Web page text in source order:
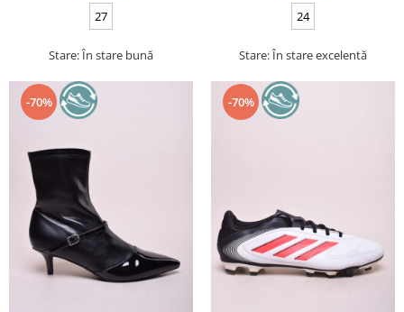
27
Stare: În stare bună
24
Stare: În stare excelentă
-70% -70%